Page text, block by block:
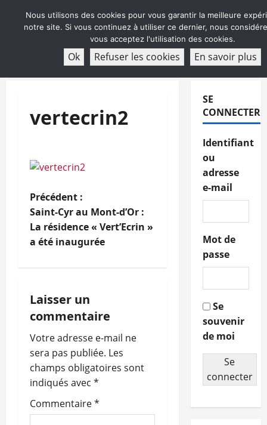
ABONNEMENT
vertecrin2
N
a
v
g
a
t
i
o
Précédent :
Saint-Cyr au Mont-d’Or :
La résidence « Vert’Ecrin »
a été inaugurée
Laisser un
commentaire
Votre adresse e-mail ne
sera pas publiée. Les
champs obligatoires sont
indiqués avec *
Commentaire*
SE
CONNECTER
Identifiant
ou
adresse
e-mail
Mot de
passe
Se
souvenir
de moi
Se
connecter
Nous utilisons des cookies pour vous garantir la meilleure
notre site. Si vous continuez à utiliser ce dernier, nous
vous acceptez l'utilisation des cookies.
Ok Refuser les cookies En savoir plus